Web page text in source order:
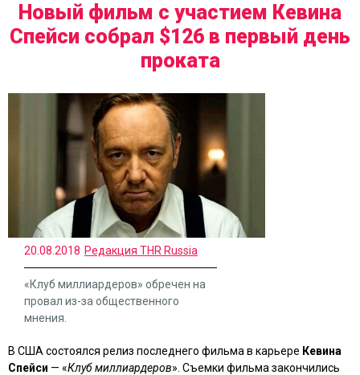
Новый фильм с участием Кевина
Спейси собрал $126 в первый день
проката
20.08.2018 Редакция THR Russia
«Клуб миллиардеров» обречен на
провал из-за общественного
мнения.
В США состоялся релиз последнего фильма в карьере Кевина
Спейси — «Клуб миллиардеров». Съемки фильма закончились